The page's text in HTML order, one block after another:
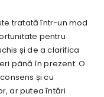
tratată într-un mod
pentru
și de a clarifica
până în prezent. O
și cu
ar putea întări